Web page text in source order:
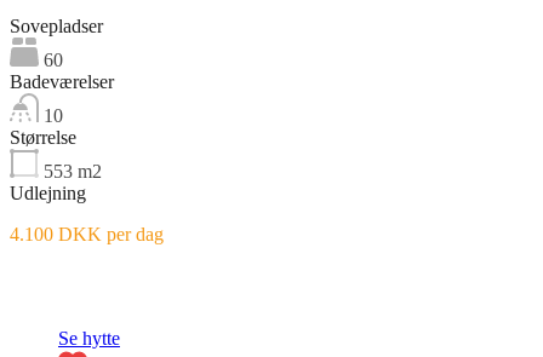
Sovepladser
60
Badeværelser
10
Størrelse
553 m2
Udlejning
4.100 DKK per dag
Se hytte